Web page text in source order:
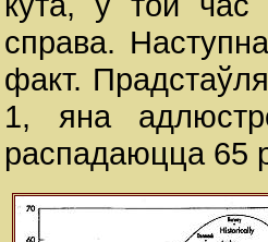
справа.
факт.
1, яна
распадаюцца 65